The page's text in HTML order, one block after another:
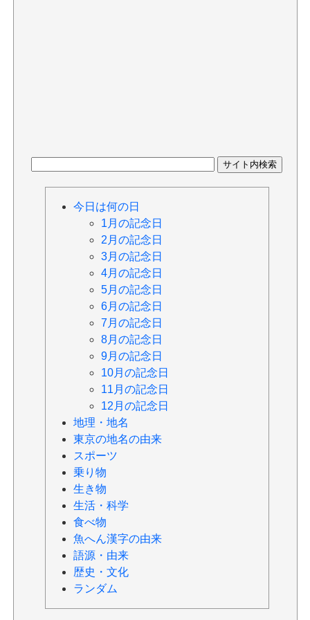
今日は何の日
1月の記念日
2月の記念日
3月の記念日
4月の記念日
5月の記念日
6月の記念日
7月の記念日
8月の記念日
9月の記念日
10月の記念日
11月の記念日
12月の記念日
地理・地名
東京の地名の由来
スポーツ
乗り物
生き物
生活・科学
食べ物
魚へん漢字の由来
語源・由来
歴史・文化
ランダム